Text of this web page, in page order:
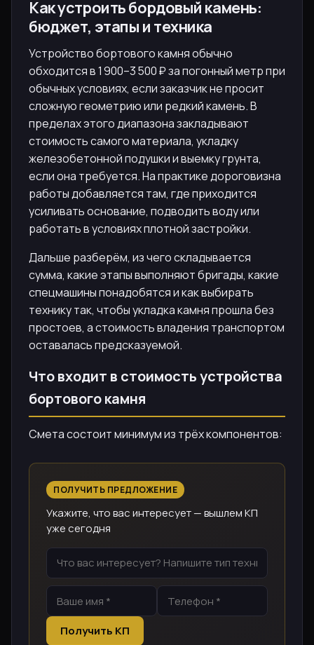
Как устроить бордовый камень:
бюджет, этапы и техника
Устройство бортового камня обычно
обходится в 1 900–3 500 ₽ за погонный метр при
обычных условиях, если заказчик не просит
сложную геометрию или редкий камень. В
пределах этого диапазона закладывают
стоимость самого материала, укладку
железобетонной подушки и выемку грунта,
если она требуется. На практике дороговизна
работы добавляется там, где приходится
усиливать основание, подводить воду или
работать в условиях плотной застройки.
Дальше разберём, из чего складывается
сумма, какие этапы выполняют бригады, какие
спецмашины понадобятся и как выбирать
технику так, чтобы укладка камня прошла без
простоев, а стоимость владения транспортом
оставалась предсказуемой.
Что входит в стоимость устройства
бортового камня
Смета состоит минимум из трёх компонентов:
ПОЛУЧИТЬ ПРЕДЛОЖЕНИЕ
Укажите, что вас интересует — вышлем КП
уже сегодня
Получить КП